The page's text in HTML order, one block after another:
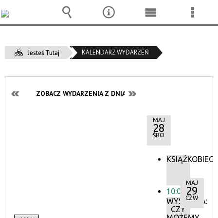
Jesteś Tutaj KALENDARZ WYDARZEŃ
ZOBACZ WYDARZENIA Z DNIA:
MAJ
28
ŚRO
KSIĄŻKOBIEG
10:00
WYSTAWA:
CZY
MAJ
29
CZW
Wyszukiwarka
NarzędziaMenu
Menu